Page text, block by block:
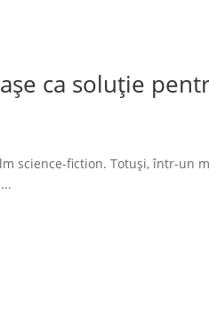
ca soluție
fiction. Totuși, într-un